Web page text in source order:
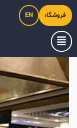
فروشگاه اینترنتی کیت‌لاین
EN